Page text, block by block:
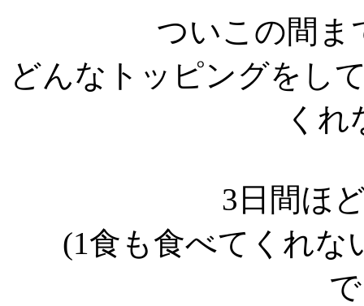
ついこの間ま
どんなトッピングをし
く
3日間ほ
(1食も食べてくれな